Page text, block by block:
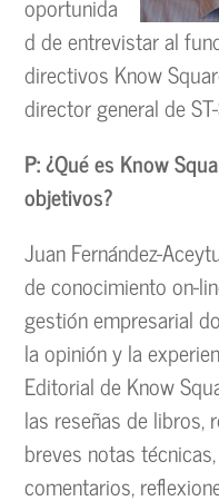
d de entrevistar al
directivos Know
director general de
P: ¿Qué es Know
objetivos?
Juan Fernández-
de conocimiento on-
gestión empresarial
la opinión y la
Editorial de Know
las reseñas de libros,
breves notas
comentarios,